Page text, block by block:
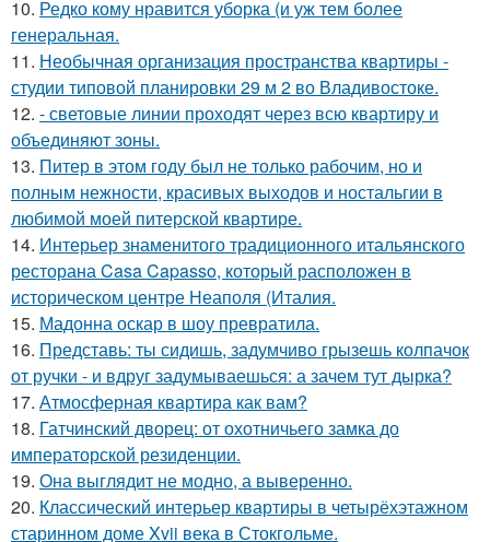
10. Редко кому нравится уборка (и уж тем более
генеральная.
11. Необычная организация пространства квартиры -
студии типовой планировки 29 м 2 во Владивостоке.
12. - световые линии проходят через всю квартиру и
объединяют зоны.
13. Питер в этом году был не только рабочим, но и
полным нежности, красивых выходов и ностальгии в
любимой моей питерской квартире.
14. Интерьер знаменитого традиционного итальянского
ресторана Casa Capasso, который расположен в
историческом центре Неаполя (Италия.
15. Мадонна оскар в шоу превратила.
16. Представь: ты сидишь, задумчиво грызешь колпачок
от ручки - и вдруг задумываешься: а зачем тут дырка?
17. Атмосферная квартира как вам?
18. Гатчинский дворец: от охотничьего замка до
императорской резиденции.
19. Она выглядит не модно, а выверенно.
20. Классический интерьер квартиры в четырёхэтажном
старинном доме Xvii века в Стокгольме.